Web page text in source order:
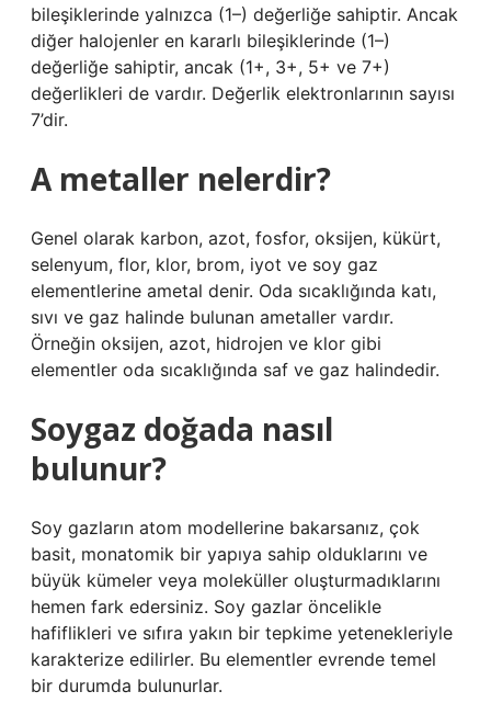
bileşiklerinde yalnızca (1–) değerliğe sahiptir. Ancak
diğer halojenler en kararlı bileşiklerinde (1–)
değerliğe sahiptir, ancak (1+, 3+, 5+ ve 7+)
değerlikleri de vardır. Değerlik elektronlarının sayısı
7’dir.
A metaller nelerdir?
Genel olarak karbon, azot, fosfor, oksijen, kükürt,
selenyum, flor, klor, brom, iyot ve soy gaz
elementlerine ametal denir. Oda sıcaklığında katı,
sıvı ve gaz halinde bulunan ametaller vardır.
Örneğin oksijen, azot, hidrojen ve klor gibi
elementler oda sıcaklığında saf ve gaz halindedir.
Soygaz doğada nasıl
bulunur?
Soy gazların atom modellerine bakarsanız, çok
basit, monatomik bir yapıya sahip olduklarını ve
büyük kümeler veya moleküller oluşturmadıklarını
hemen fark edersiniz. Soy gazlar öncelikle
hafiflikleri ve sıfıra yakın bir tepkime yetenekleriyle
karakterize edilirler. Bu elementler evrende temel
bir durumda bulunurlar.